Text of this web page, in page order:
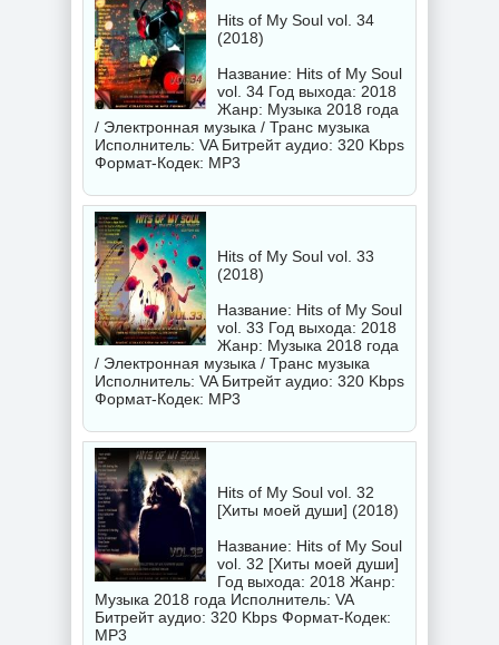
Hits of My Soul vol. 34
(2018)
Название: Hits of My Soul
vol. 34 Год выхода: 2018
Жанр: Музыка 2018 года
/ Электронная музыка / Транс музыка
Исполнитель: VAБитрейт аудио: 320 Kbps
Формат-Кодек: MP3
Hits of My Soul vol. 33
(2018)
Название: Hits of My Soul
vol. 33 Год выхода: 2018
Жанр: Музыка 2018 года
/ Электронная музыка / Транс музыка
Исполнитель: VAБитрейт аудио: 320 Kbps
Формат-Кодек: MP3
Hits of My Soul vol. 32
[Хиты моей души] (2018)
Название: Hits of My Soul
vol. 32 [Хиты моей души]
Год выхода: 2018 Жанр:
Музыка 2018 года Исполнитель: VA
Битрейт аудио: 320 Kbps Формат-Кодек:
MP3